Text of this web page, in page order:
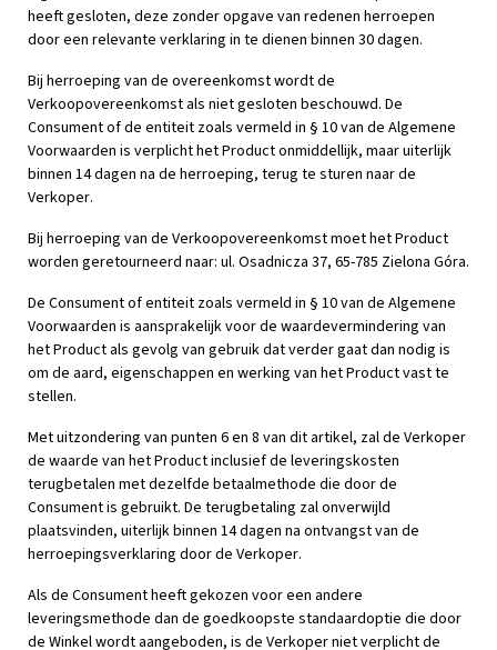
heeft gesloten, deze zonder opgave van redenen herroepen
door een relevante verklaring in te dienen binnen 30 dagen.
Bij herroeping van de overeenkomst wordt de
Verkoopovereenkomst als niet gesloten beschouwd. De
Consument of de entiteit zoals vermeld in § 10 van de Algemene
Voorwaarden is verplicht het Product onmiddellijk, maar uiterlijk
binnen 14 dagen na de herroeping, terug te sturen naar de
Verkoper.
Bij herroeping van de Verkoopovereenkomst moet het Product
worden geretourneerd naar: ul. Osadnicza 37, 65-785 Zielona Góra.
De Consument of entiteit zoals vermeld in § 10 van de Algemene
Voorwaarden is aansprakelijk voor de waardevermindering van
het Product als gevolg van gebruik dat verder gaat dan nodig is
om de aard, eigenschappen en werking van het Product vast te
stellen.
Met uitzondering van punten 6 en 8 van dit artikel, zal de Verkoper
de waarde van het Product inclusief de leveringskosten
terugbetalen met dezelfde betaalmethode die door de
Consument is gebruikt. De terugbetaling zal onverwijld
plaatsvinden, uiterlijk binnen 14 dagen na ontvangst van de
herroepingsverklaring door de Verkoper.
Als de Consument heeft gekozen voor een andere
leveringsmethode dan de goedkoopste standaardoptie die door
de Winkel wordt aangeboden, is de Verkoper niet verplicht de